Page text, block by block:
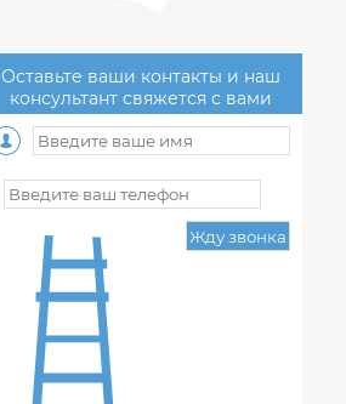
Оставьте ваши контакты и наш
консультант свяжется с вами